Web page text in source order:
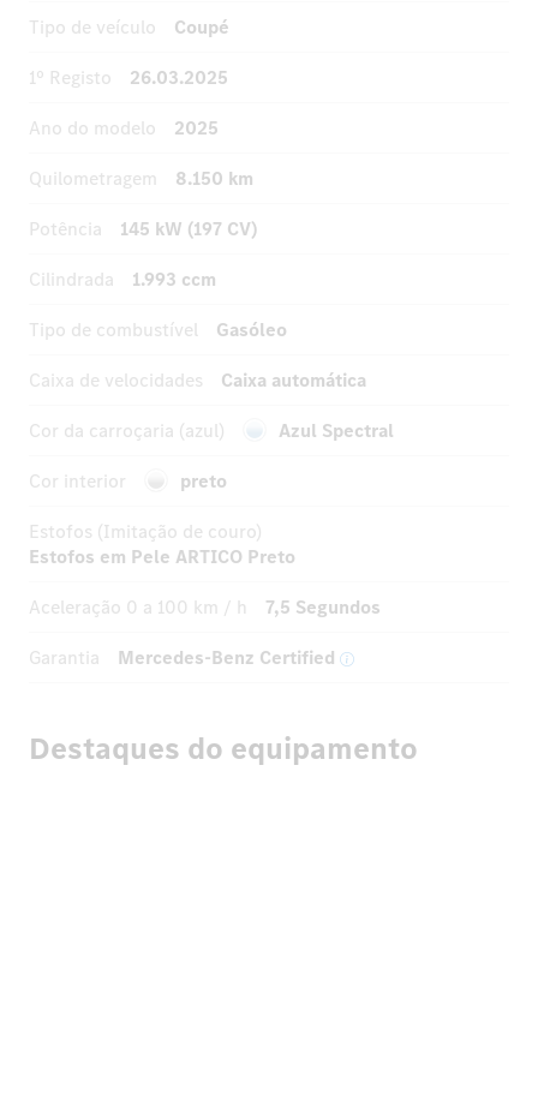
Tipo de veículo
Coupé
1º Registo
26.03.2025
Ano do modelo
2025
Quilometragem
8.150 km
Potência
145 kW (197 CV)
Cilindrada
1.993 ccm
Tipo de combustível
Gasóleo
Caixa de velocidades
Caixa automática
Cor da carroçaria (azul)
Azul Spectral
Cor interior
preto
Estofos (Imitação de couro)
Estofos em Pele ARTICO Preto
Aceleração 0 a 100 km / h
7,5 Segundos
Garantia
Mercedes-Benz Certified
Destaques do equipamento